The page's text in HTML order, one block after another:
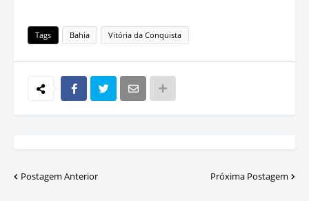
Tags Bahia Vitória da Conquista
Postagem Anterior Próxima Postagem